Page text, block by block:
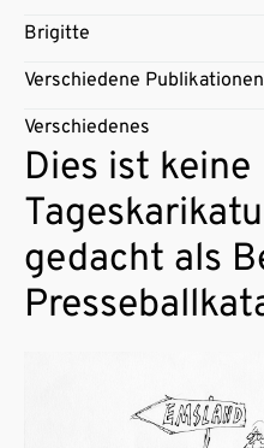
Brigitte
Verschiedene Publikationen
Verschiedenes
Dies ist keine
gedacht als